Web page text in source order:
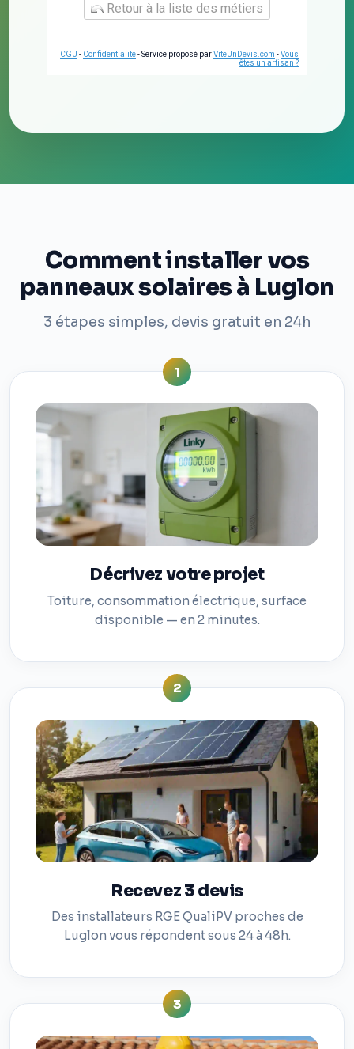
Retour à la liste des métiers
CGU - Confidentialité- Service proposé parViteUnDevis.com -Vous
êtes un artisan ?
Comment installer vos
panneaux solaires à Luglon
3 étapes simples, devis gratuit en 24h
1
Décrivez votre projet
Toiture, consommation électrique, surface
disponible — en 2 minutes.
2
Recevez 3 devis
Des installateurs RGE QualiPV proches de
Luglon vous répondent sous 24 à 48h.
3